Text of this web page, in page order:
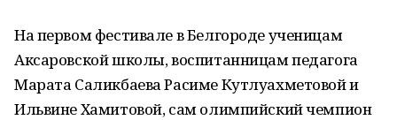
На первом фестивале в Белгороде ученицам
Аксаровской школы, воспитанницам педагога
Марата Саликбаева Расиме Кутлуахметовой и
Ильвине Хамитовой, сам олимпийский чемпион